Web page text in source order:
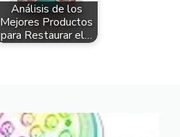
Análisis de los
Mejores Productos
para Restaurar el…